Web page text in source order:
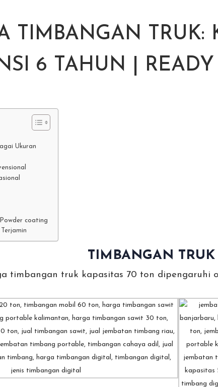
TIMBANGAN TRUK:
6 TAHUN | READY
Ukuran
coating
TIMBANGAN
timbangan truk kapasitas 70 ton dipengaruhi